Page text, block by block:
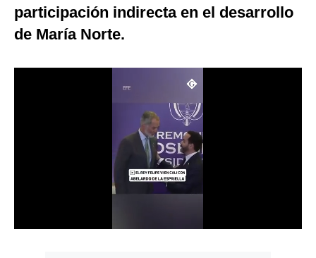
Gestión TV
Videos
Fotogalerías
participación indirecta en el desarrollo
de María Norte.